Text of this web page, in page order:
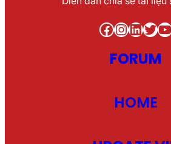
Facebook InstagramLinkedIn Twitter YouTube
FORUM
HOME